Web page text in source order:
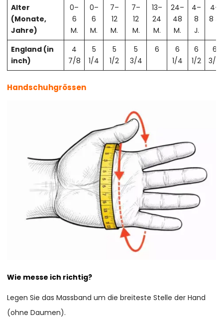
Alter
(Monate,
Jahre)
0–
6
M.
0–
6
M.
7–
12
M.
7–
12
M.
13–
24
M.
24–
48
M.
4–
8
J.
4–
8 J.
England (in
inch)
4
7/8
5
1/4
5
1/2
5
3/4
6
6
1/4
6
1/2
6
3/4
Handschuhgrössen
Wie messe ich richtig?
Legen Sie das Massband um die breiteste Stelle der Hand
(ohne Daumen).